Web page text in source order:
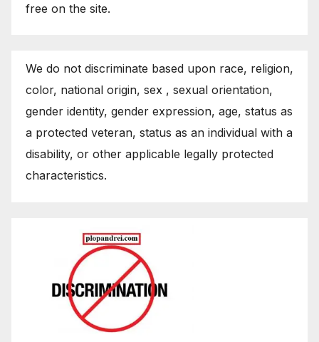
free on the site.
We do not discriminate based upon race, religion,
color, national origin, sex , sexual orientation,
gender identity, gender expression, age, status as
a protected veteran, status as an individual with a
disability, or other applicable legally protected
characteristics.